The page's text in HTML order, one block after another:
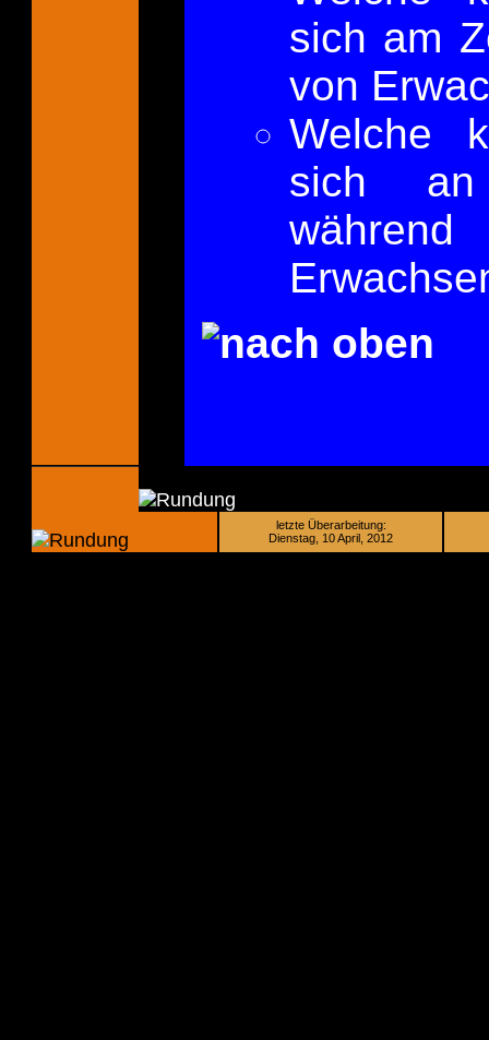
sich am
von
Welche
sich an
letzte Überarbeitung:
Dienstag, 10 April, 2012